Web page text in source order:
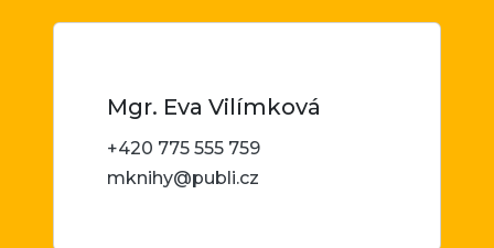
Mgr. Eva Vilímková
+420 775 555 759
mknihy@publi.cz